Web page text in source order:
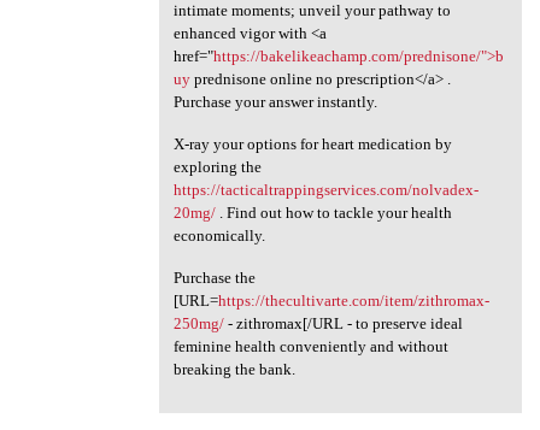
intimate moments; unveil your pathway to
enhanced vigor with <a
href="https://bakelikeachamp.com/prednisone/">b
uyprednisone online no prescription</a> .
Purchase your answer instantly.
X-ray your options for heart medication by
exploring the
https://tacticaltrappingservices.com/nolvadex-
20mg/. Find out how to tackle your health
economically.
Purchase the
[URL=https://thecultivarte.com/item/zithromax-
250mg/- zithromax[/URL - to preserve ideal
feminine health conveniently and without
breaking the bank.